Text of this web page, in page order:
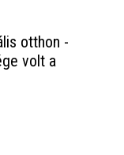
otthon -
volt a